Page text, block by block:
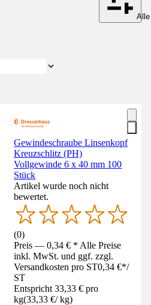
Gewindeschraube Linsenkopf
Kreuzschlitz (PH)
Vollgewinde 6 x 40 mm 100
Stück
Artikel wurde noch nicht
bewertet.
(0)
Preis — 0,34 € * Alle Preise
inkl. MwSt. und ggf. zzgl.
Versandkosten pro ST0,34 €*/
ST
Entspricht 33,33 € pro
kg(33,33 €/ kg)